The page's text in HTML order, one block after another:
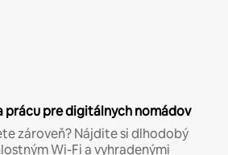
prácu pre digitálnych nomádov
zároveň? Nájdite si dlhodobý
Wi-Fi a vyhradenými